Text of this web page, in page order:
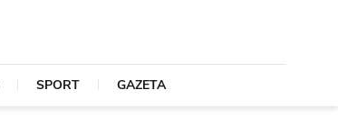
SPORT GAZETA